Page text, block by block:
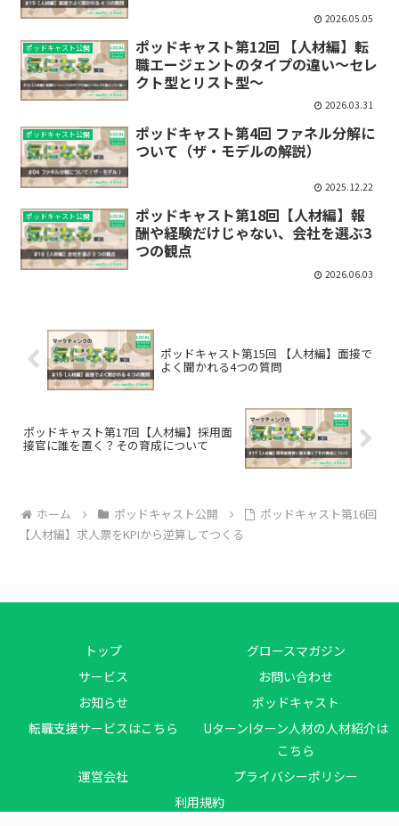
2026.05.05
ポッドキャスト公開
ポッドキャスト第12回 【人材編】転
職エージェントのタイプの違い〜セレ
クト型とリスト型〜
2026.03.31
ポッドキャスト公開
ポッドキャスト第4回 ファネル分解に
ついて（ザ・モデルの解説）
2025.12.22
ポッドキャスト公開
ポッドキャスト第18回【人材編】報
酬や経験だけじゃない、会社を選ぶ3
つの観点
2026.06.03
ポッドキャスト第15回 【人材編】面接で
よく聞かれる4つの質問
ポッドキャスト第17回【人材編】採用面
接官に誰を置く？その育成について
ホーム ポッドキャスト公開
ポッドキャスト第16回
【人材編】求人票をKPIから逆算してつくる
トップ
グロースマガジン
サービス
お問い合わせ
お知らせ
ポッドキャスト
転職支援サービスはこちら
UターンIターン人材の人材紹介は
こちら
運営会社
プライバシーポリシー
利用規約